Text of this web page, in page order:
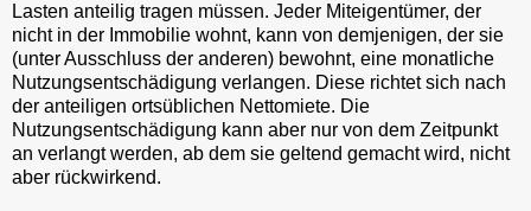
Lasten anteilig tragen müssen. Jeder Miteigentümer, der
nicht in der Immobilie wohnt, kann von demjenigen, der sie
(unter Ausschluss der anderen) bewohnt, eine monatliche
Nutzungsentschädigung verlangen. Diese richtet sich nach
der anteiligen ortsüblichen Nettomiete. Die
Nutzungsentschädigung kann aber nur von dem Zeitpunkt
an verlangt werden, ab dem sie geltend gemacht wird, nicht
aber rückwirkend.